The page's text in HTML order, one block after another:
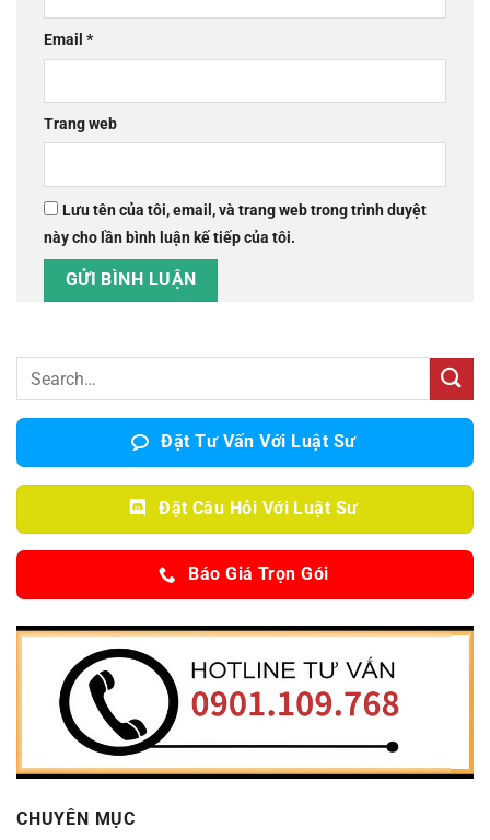
Email *
Trang web
Lưu tên của tôi, email, và trang web trong trình duyệt
này cho lần bình luận kế tiếp của tôi.
Đặt Tư Vấn Với Luật Sư
Đặt Câu Hỏi Với Luật Sư
Báo Giá Trọn Gói
CHUYÊN MỤC